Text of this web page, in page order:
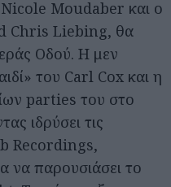
Moudaber και ο
Chris Liebing, θα
Οδού. Η μεν
του Carl Cox και η
parties του στο
ιδρύσει τις
Recordings,
να παρουσιάσει το